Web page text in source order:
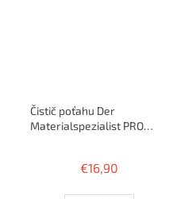
Čistič poťahu Der
Materialspezialist PRO
€16,90